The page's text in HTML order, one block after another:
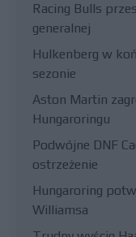
Racing Bulls
generalnej
Hulkenberg w
sezonie
Aston Martin
Hungaroringu
Podwójne DNF
ostrzeżenie
Hungaroring
Williamsa